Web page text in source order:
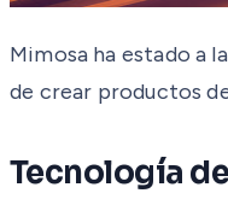
Mimosa ha estado a
de crear productos
Tecnología